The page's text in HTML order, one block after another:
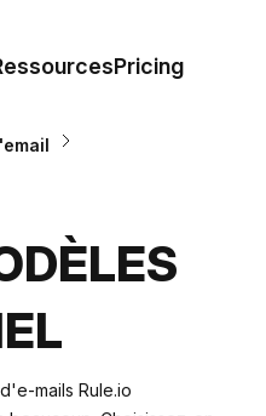
Pricing
mails Rule.io